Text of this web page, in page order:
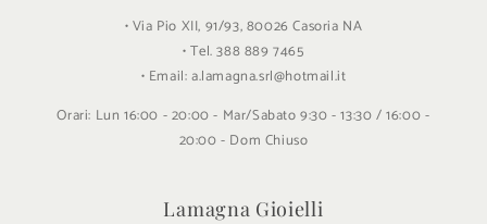
• Via Pio XII, 91/93, 80026 Casoria NA
• Tel. 388 889 7465
• Email: a.lamagna.srl@hotmail.it
Orari: Lun 16:00 - 20:00 - Mar/Sabato 9:30 - 13:30 / 16:00 -
20:00 - Dom Chiuso
Lamagna Gioielli